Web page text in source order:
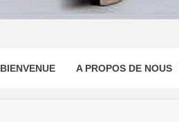
BIENVENUE A PROPOS DE NOUS